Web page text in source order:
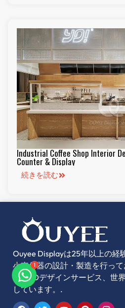
Industrial Coffee Shop Interior
Counter & Display
続きを読む
Ouyee Displayは25年以上の経
小売什器の設計・製造を行っ
格、3Dデザインサービス、世
しています。.
1